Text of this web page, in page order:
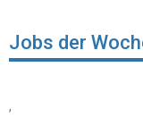
Jobs der
,